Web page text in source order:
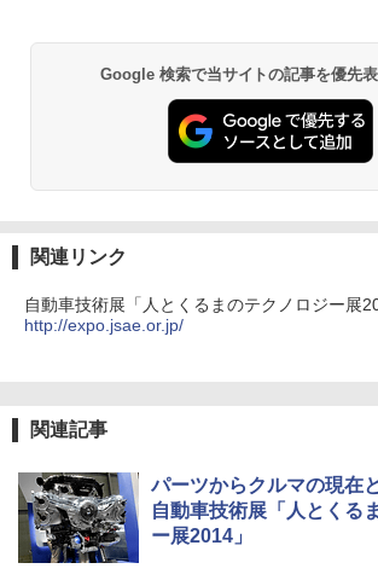
Google 検索で当サイトの記事を優先
関連リンク
自動車技術展「人とくるまのテクノロジー展
http://expo.jsae.or.jp/
関連記事
パーツからクルマの現在
自動車技術展「人とくる
ー展2014」